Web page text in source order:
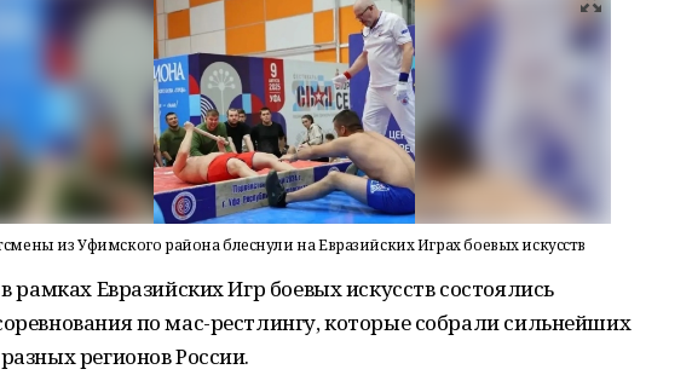
из Уфимского района блеснули на Евразийских Играх боевых искусств
рамках Евразийских Игр боевых искусств состоялись
по мас-рестлингу, которые собрали сильнейших
регионов России.